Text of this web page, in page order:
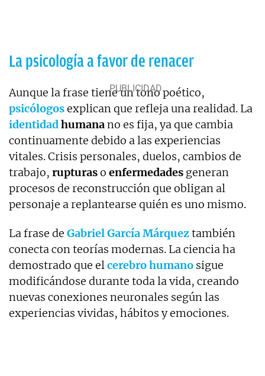
La psicología a favor de renacer
Aunque la frase tiene un tono poético,
psicólogosexplican que refleja una realidad. La
identidadhumanano es fija, ya que cambia
continuamente debido a las experiencias
vitales. Crisis personales, duelos, cambios de
trabajo, rupturaso enfermedades generan
procesos de reconstrucción que obligan al
personaje a replantearse quién es uno mismo.
La frase de Gabriel García Márqueztambién
conecta con teorías modernas. La ciencia ha
demostrado que elcerebro humano sigue
modificándose durante toda la vida, creando
nuevas conexiones neuronales según las
experiencias vividas, hábitos y emociones.